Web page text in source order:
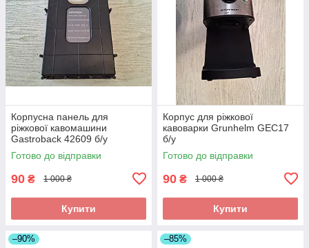
Корпусна панель для
ріжкової кавомашини
Gastroback 42609 б/у
Готово до відправки
90 ₴ 1 000 ₴
Купити
Корпус для ріжкової
кавоварки Grunhelm GEC17
б/у
Готово до відправки
90 ₴ 1 000 ₴
Купити
–90% –85%